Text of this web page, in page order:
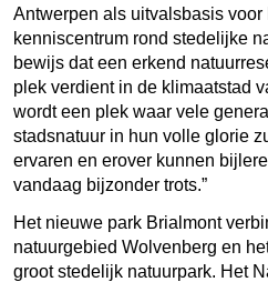
Antwerpen als uitvalsbasis
kenniscentrum rond stedelijke
bewijs dat een erkend
plek verdient in de klimaatstad
wordt een plek waar vele
stadsnatuur in hun volle glorie
ervaren en erover kunnen
vandaag bijzonder trots.”
Het nieuwe park Brialmont
natuurgebied Wolvenberg en
groot stedelijk natuurpark. Het